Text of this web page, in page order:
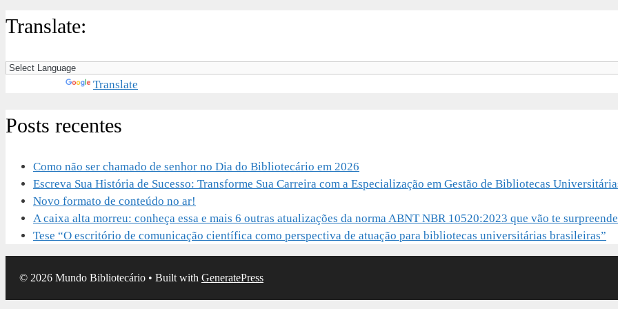
Translate:
Translate
Posts recentes
Como não ser chamado de senhor no Dia do Bibliotecário em 2026
Escreva Sua História de Sucesso: Transforme Sua Carreira com a Especialização em Gestão de Bibliotecas
Novo formato de conteúdo no ar!
A caixa alta morreu: conheça essa e mais 6 outras atualizações da norma ABNT NBR 10520:2023 que vão te
Tese “O escritório de comunicação científica como perspectiva de atuação para bibliotecas universitárias brasileiras”
© 2026 Mundo Bibliotecário • Built with GeneratePress